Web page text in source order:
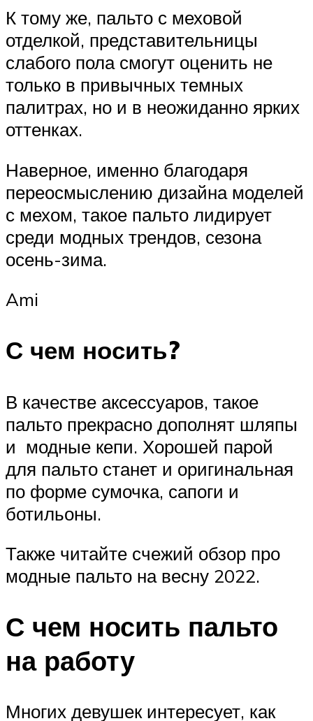
К тому же, пальто с меховой
отделкой, представительницы
слабого пола смогут оценить не
только в привычных темных
палитрах, но и в неожиданно ярких
оттенках.
Наверное, именно благодаря
переосмыслению дизайна моделей
с мехом, такое пальто лидирует
среди модных трендов, сезона
осень-зима.
Ami
С чем носить?
В качестве аксессуаров, такое
пальто прекрасно дополнят шляпы
и модные кепи. Хорошей парой
для пальто станет и оригинальная
по форме сумочка, сапоги и
ботильоны.
Также читайте счежий обзор про
модные пальто на весну 2022.
С чем носить пальто
на работу
Многих девушек интересует, как